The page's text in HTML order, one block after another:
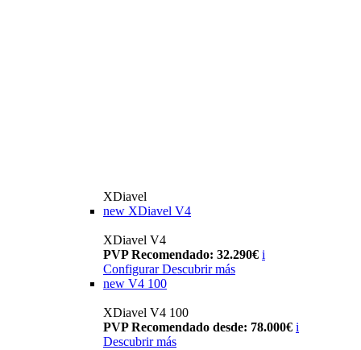
XDiavel
new XDiavel V4
XDiavel V4
PVP Recomendado: 32.290€ i
Configurar Descubrir más
new V4 100
XDiavel V4 100
PVP Recomendado desde: 78.000€ i
Descubrir más